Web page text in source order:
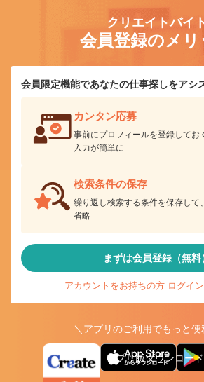
クリエイトバイ
会員登録のメリ
会員限定機能であなたの仕事探しをアシ
カンタン応募
事前にプロフィールを登録してお
入力が簡単に
検索条件の保存
繰り返し検索する条件を保存して
省略
まずは会員登録（無料
アカウントをお持ちの方 ログイ
＼アプリのご利用でもっと便
アプリ版ダウンロー